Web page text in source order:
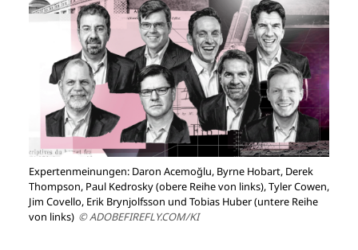
Expertenmeinungen: Daron Acemoğlu, Byrne Hobart, Derek
Thompson, Paul Kedrosky (obere Reihe von links), Tyler Cowen,
Jim Covello, Erik Brynjolfsson und Tobias Huber (untere Reihe
von links) © ADOBEFIREFLY.COM/KI